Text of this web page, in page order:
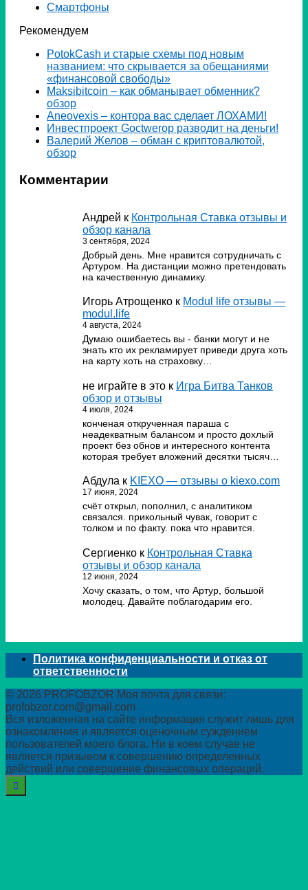
Смартфоны
Рекомендуем
PotokCash и старые схемы под новым
названием: что скрывается за обещаниями
«финансовой свободы»
Мaksibitcoin – как обманывает обменник?
обзор
Аneovexis – контора вас сделает ЛОХАМИ!
Инвестпроект Goctwerop разводит на деньги!
Валерий Желов – обман с криптовалютой,
обзор
Комментарии
Андрей к Контрольная Ставка отзывы и
обзор канала
3 сентября, 2024
Добрый день. Мне нравится сотрудничать с
Артуром. На дистанции можно претендовать
на качественную динамику.
Игорь Атрощенко к Modul life отзывы —
modul.life
4 августа, 2024
Думаю ошибаетесь вы - банки могут и не
знать кто их рекламирует приведи друга хоть
на карту хоть на страховку…
не играйте в это к Игра Битва Танков
обзор и отзывы
4 июля, 2024
конченая открученная параша с
неадекватным балансом и просто дохлый
проект без обнов и интересного контента
которая требует вложений десятки тысяч…
Абдула к KIEXO — отзывы о kiexo.com
17 июня, 2024
счёт открыл, пополнил, с аналитиком
связался. прикольный чувак, говорит с
толком и по факту. пока что нравится.
Сергиенко к Контрольная Ставка
отзывы и обзор канала
12 июня, 2024
Хочу сказать, о том, что Артур, большой
молодец. Давайте поблагодарим его.
Политика конфиденциальности и отказ от
ответственности
© 2026 PROFOBZOR Моя почта для связи:
profobzor.com@gmail.com
Вся изложенная на сайте информация служит лишь для
ознакомления и является оценочным суждением
пользователей моего блога. Ни в коем случае не
является призывом к совершению определенных
действий или совершение финансовых операций.